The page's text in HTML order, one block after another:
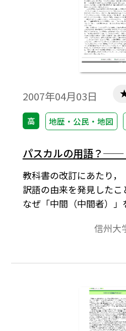
2007年04月03日
高 地歴・公民・地図
パスカルの用語？──
教科書の改訂にあたり，
訳語の由来を発見したこ
なぜ「中間（中間者）
信州大